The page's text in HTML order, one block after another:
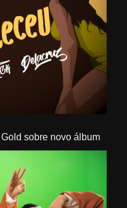
sobre novo álbum